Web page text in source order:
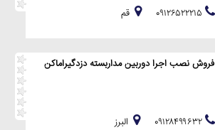
قم
فروش نصب اجرا دوربین مداربسته دزدگیراماکن
البرز